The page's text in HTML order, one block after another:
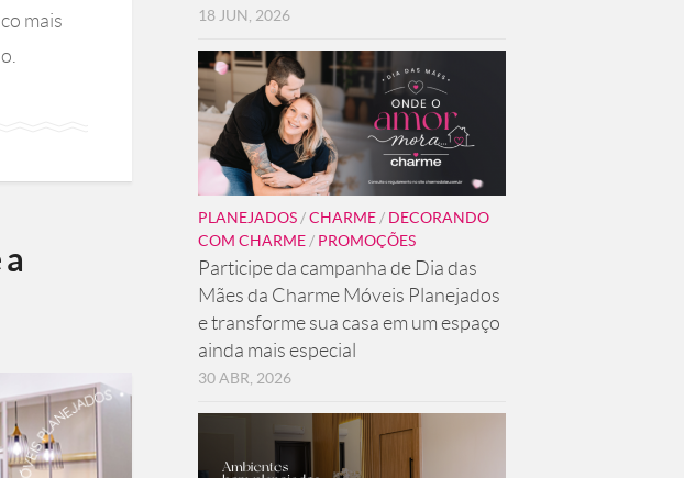
mais
18 JUN, 2026
PLANEJADOS /CHARME / DECORANDO
COM CHARME / PROMOÇÕES
Participe da campanha de Dia das
Mães da Charme Móveis Planejados
e transforme sua casa em um espaço
ainda mais especial
30 ABR, 2026